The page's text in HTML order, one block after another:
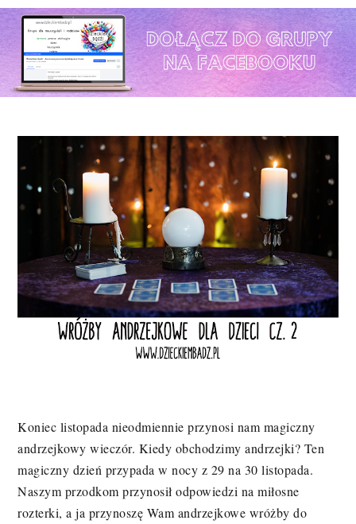
Koniec listopada nieodmiennie przynosi nam magiczny
andrzejkowy wieczór. Kiedy obchodzimy andrzejki? Ten
magiczny dzień przypada w nocy z 29 na 30 listopada.
Naszym przodkom przynosił odpowiedzi na miłosne
rozterki, a ja przynoszę Wam andrzejkowe wróżby do